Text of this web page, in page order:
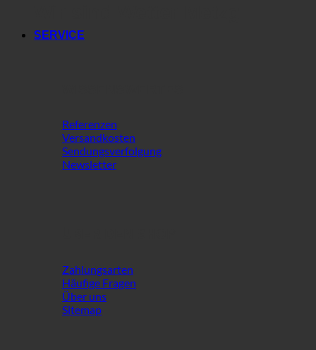
SERVICE
Referenzen
Versandkosten
Sendungsverfolgung
Newsletter
Zahlungsarten
Häufige Fragen
Über uns
Sitemap